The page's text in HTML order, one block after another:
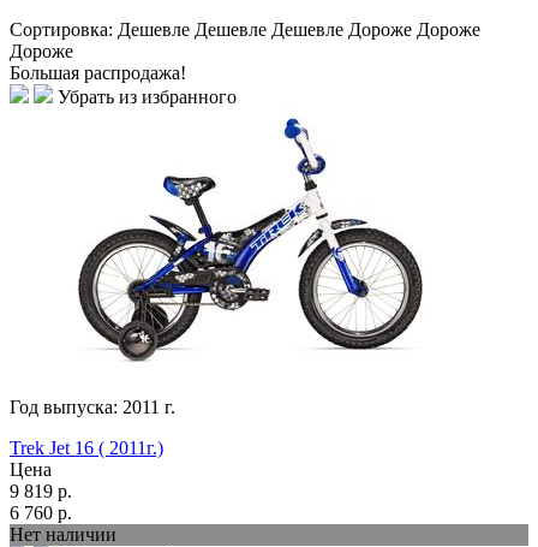
Сортировка: Дешевле Дешевле Дешевле Дороже Дороже
Дороже
Большая распродажа!
Убрать из избранного
Год выпуска: 2011 г.
Trek Jet 16 ( 2011г.)
Цена
9 819 р.
6 760 р.
Нет наличии